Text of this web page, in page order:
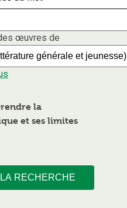
œuvres de
la
et ses limites
RECHERCHE